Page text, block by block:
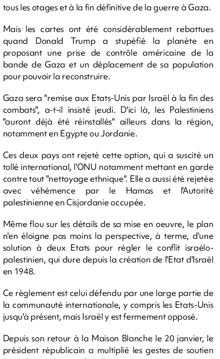
tous les otages et à la fin définitive de la guerre à Gaza.
Mais les cartes ont été considérablement rebattues
quand Donald Trump a stupéfié la planète en
proposant une prise de contrôle américaine de la
bande de Gaza et un déplacement de sa population
pour pouvoir la reconstruire.
Gaza sera "remise aux Etats-Unis par Israël à la fin des
combats", a-t-il insisté jeudi. D'ici là, les Palestiniens
"auront déjà été réinstallés" ailleurs dans la région,
notamment en Egypte ou Jordanie.
Ces deux pays ont rejeté cette option, qui a suscité un
tollé international, l'ONU notamment mettant en garde
contre tout "nettoyage ethnique". Elle a aussi été rejetée
avec véhémence par le Hamas et l'Autorité
palestinienne en Cisjordanie occupée.
Même flou sur les détails de sa mise en oeuvre, le plan
n'en éloigne pas moins la perspective, à terme, d'une
solution à deux Etats pour régler le conflit israélo-
palestinien, qui dure depuis la création de l'Etat d'Israël
en 1948.
Ce règlement est celui défendu par une large partie de
la communauté internationale, y compris les Etats-Unis
jusqu'à présent, mais Israël y est fermement opposé.
Depuis son retour à la Maison Blanche le 20 janvier, le
président républicain a multiplié les gestes de soutien